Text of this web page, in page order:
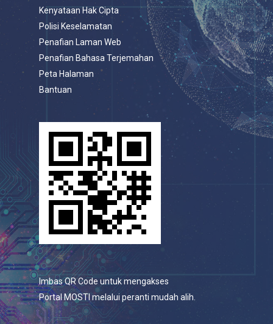
Kenyataan Hak Cipta
Polisi Keselamatan
Penafian Laman Web
Penafian Bahasa Terjemahan
Peta Halaman
Bantuan
Imbas QR Code untuk mengakses
Portal MOSTI melalui peranti mudah alih.